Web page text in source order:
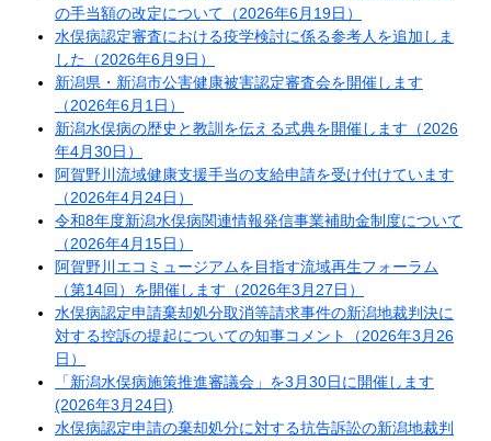
の手当額の改定について（2026年6月19日）
水俣病認定審査における疫学検討に係る参考人を追加しま
した（2026年6月9日）
新潟県・新潟市公害健康被害認定審査会を開催します
（2026年6月1日）
新潟水俣病の歴史と教訓を伝える式典を開催します（2026
年4月30日）
阿賀野川流域健康支援手当の支給申請を受け付けています
（2026年4月24日）
令和8年度新潟水俣病関連情報発信事業補助金制度について
（2026年4月15日）
阿賀野川エコミュージアムを目指す流域再生フォーラム
（第14回）を開催します（2026年3月27日）
水俣病認定申請棄却処分取消等請求事件の新潟地裁判決に
対する控訴の提起についての知事コメント（2026年3月26
日）
「新潟水俣病施策推進審議会」を3月30日に開催します
(2026年3月24日)
水俣病認定申請の棄却処分に対する抗告訴訟の新潟地裁判